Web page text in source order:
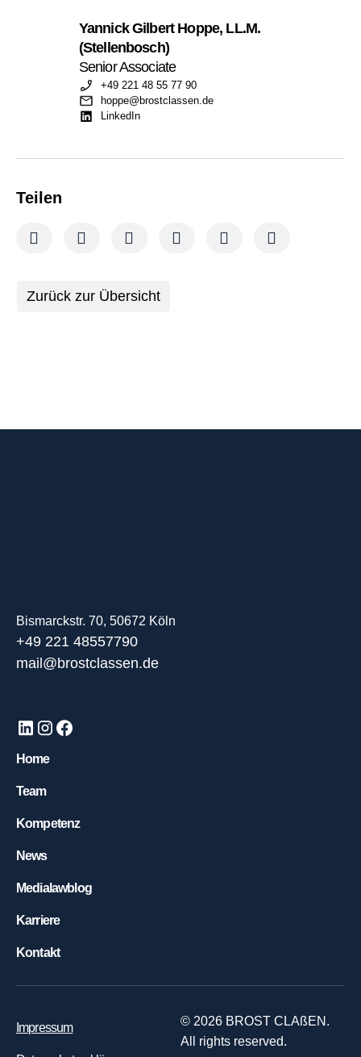
Yannick Gilbert Hoppe, LL.M.
(Stellenbosch)
Senior Associate
+49 221 48 55 77 90
hoppe@brostclassen.de
LinkedIn
Teilen
Zurück zur Übersicht
Bismarckstr. 70, 50672 Köln
+49 221 48557790
mail@brostclassen.de
Home
Team
Kompetenz
News
Medialawblog
Karriere
Kontakt
© 2026 BROST CLAßEN.
All rights reserved.
Impressum